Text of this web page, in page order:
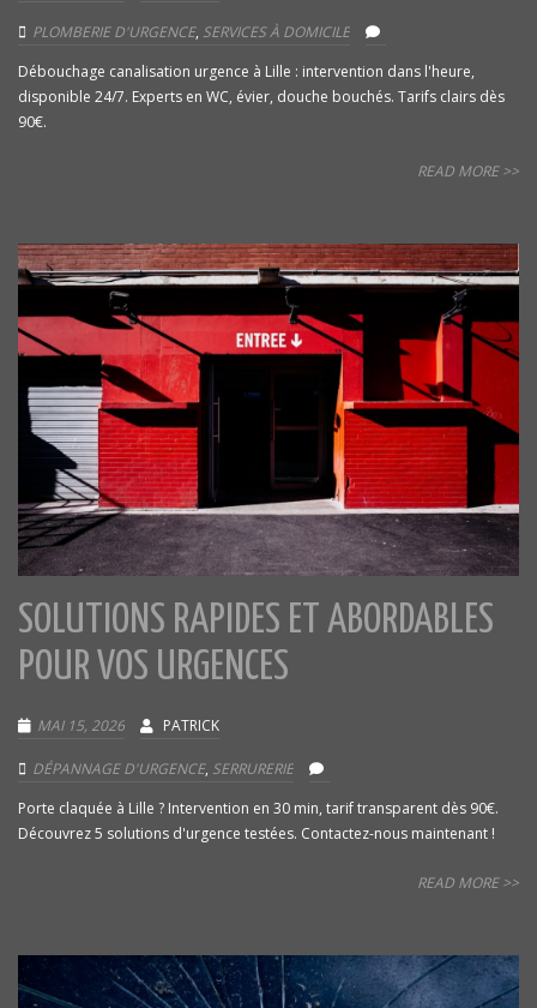
PLOMBERIE D'URGENCE, SERVICES À DOMICILE
Débouchage canalisation urgence à Lille : intervention dans l'heure,
disponible 24/7. Experts en WC, évier, douche bouchés. Tarifs clairs dès
90€.
READ MORE >>
SOLUTIONS RAPIDES ET ABORDABLES
POUR VOS URGENCES
MAI 15, 2026 PATRICK
DÉPANNAGE D'URGENCE, SERRURERIE
Porte claquée à Lille ? Intervention en 30 min, tarif transparent dès 90€.
Découvrez 5 solutions d'urgence testées. Contactez-nous maintenant !
READ MORE >>